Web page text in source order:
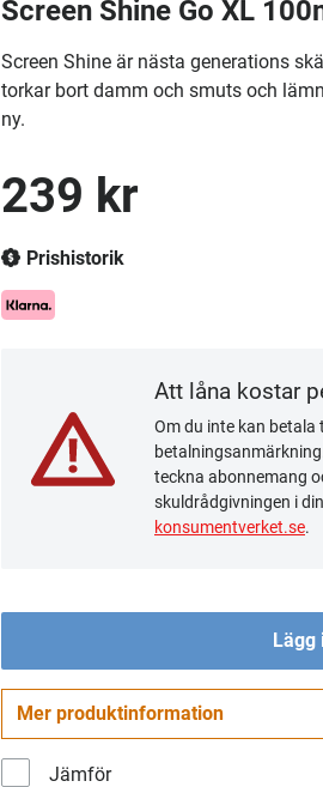
Screen Shine Go XL
Screen Shine är nästa generations
torkar bort damm och smuts och
ny.
239 kr
Prishistorik
Att låna kostar
Om du inte kan betala
teckna abonnemang
skuldrådgivningen i
konsumentverket.se.
Lägg
Mer produktinformation
Jämför